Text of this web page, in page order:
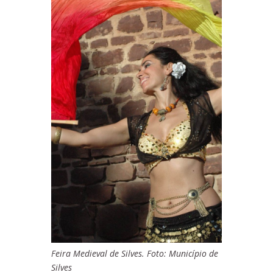
Feira Medieval de Silves. Foto: Município de
Silves